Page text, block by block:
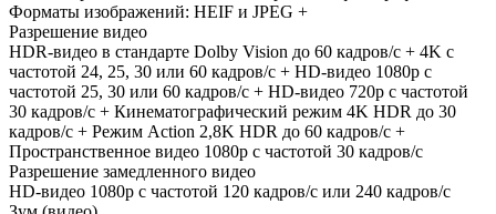
Форматы изображений: HEIF и JPEG +
Разрешение видео
HDR‑видео в стандарте Dolby Vision до 60 кадров/ с + 4K с
частотой 24, 25, 30 или 60 кадров/ с + HD-видео 1080p с
частотой 25, 30 или 60 кадров/ с + HD-видео 720p с частотой
30 кадров/ с + Кинематографический режим 4K HDR до 30
кадров/ с + Режим Action 2,8K HDR до 60 кадров/ с +
Пространственное видео 1080p с частотой 30 кадров/ с
Разрешение замедленного видео
HD-видео 1080р c частотой 120 кадров/ с или 240 кадров/ с